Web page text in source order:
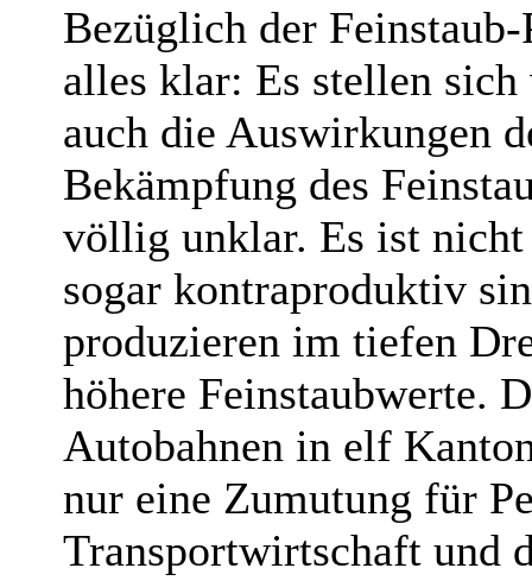
Bezüglich der
alles klar: Es stellen sich
auch die Auswirkungen
Bekämpfung des
völlig unklar. Es ist
sogar kontraproduktiv
produzieren im tiefen
höhere Feinstaubwerte.
Autobahnen in elf
nur eine Zumutung für
Transportwirtschaft und